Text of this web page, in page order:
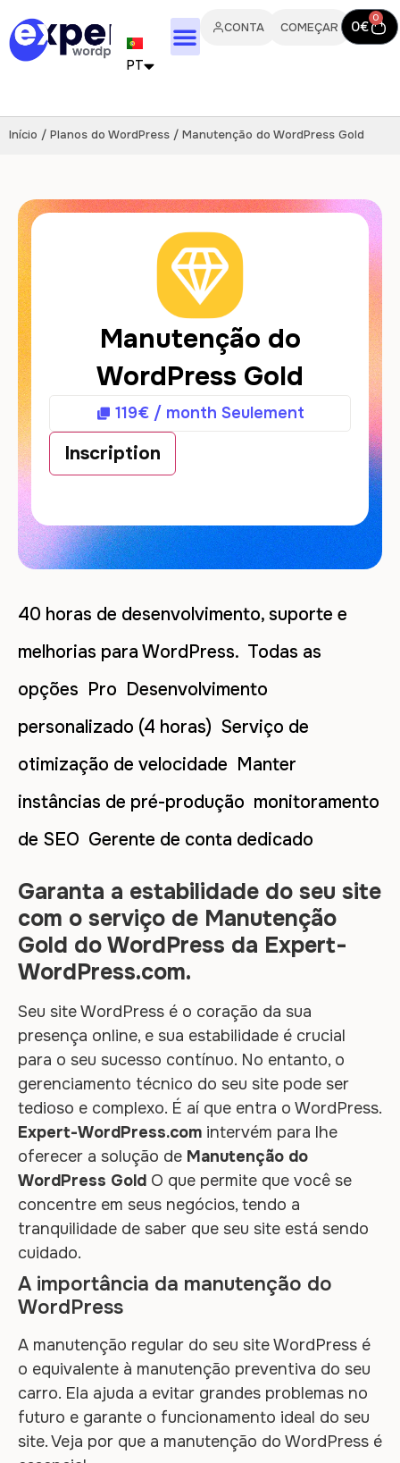
PT
NL
CONTA COMEÇAR 0€ 0
Início / Planos do WordPress / Manutenção do WordPress Gold
Manutenção do
WordPress Gold
119€ / month Seulement
Inscription
40 horas de desenvolvimento, suporte e
melhorias para WordPress. Todas as
opções Pro Desenvolvimento
personalizado (4 horas) Serviço de
otimização de velocidade Manter
instâncias de pré-produção monitoramento
de SEO Gerente de conta dedicado
Garanta a estabilidade do seu site
com o serviço de Manutenção
Gold do WordPress da Expert-
WordPress.com.
Seu site WordPress é o coração da sua
presença online, e sua estabilidade é crucial
para o seu sucesso contínuo. No entanto, o
gerenciamento técnico do seu site pode ser
tedioso e complexo. É aí que entra o WordPress.
Expert-WordPress.com intervém para lhe
oferecer a solução de Manutenção do
WordPress Gold O que permite que você se
concentre em seus negócios, tendo a
tranquilidade de saber que seu site está sendo
cuidado.
A importância da manutenção do
WordPress
A manutenção regular do seu site WordPress é
o equivalente à manutenção preventiva do seu
carro. Ela ajuda a evitar grandes problemas no
futuro e garante o funcionamento ideal do seu
site. Veja por que a manutenção do WordPress é